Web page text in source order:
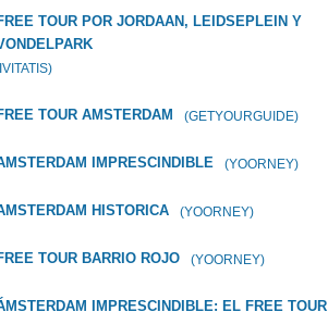
TOUR POR JORDAAN, LEIDSEPLEIN Y
TOUR AMSTERDAM (GETYOURGUIDE)
IMPRESCINDIBLE (YOORNEY)
HISTORICA (YOORNEY)
TOUR BARRIO ROJO (YOORNEY)
IMPRESCINDIBLE: EL FREE TOUR